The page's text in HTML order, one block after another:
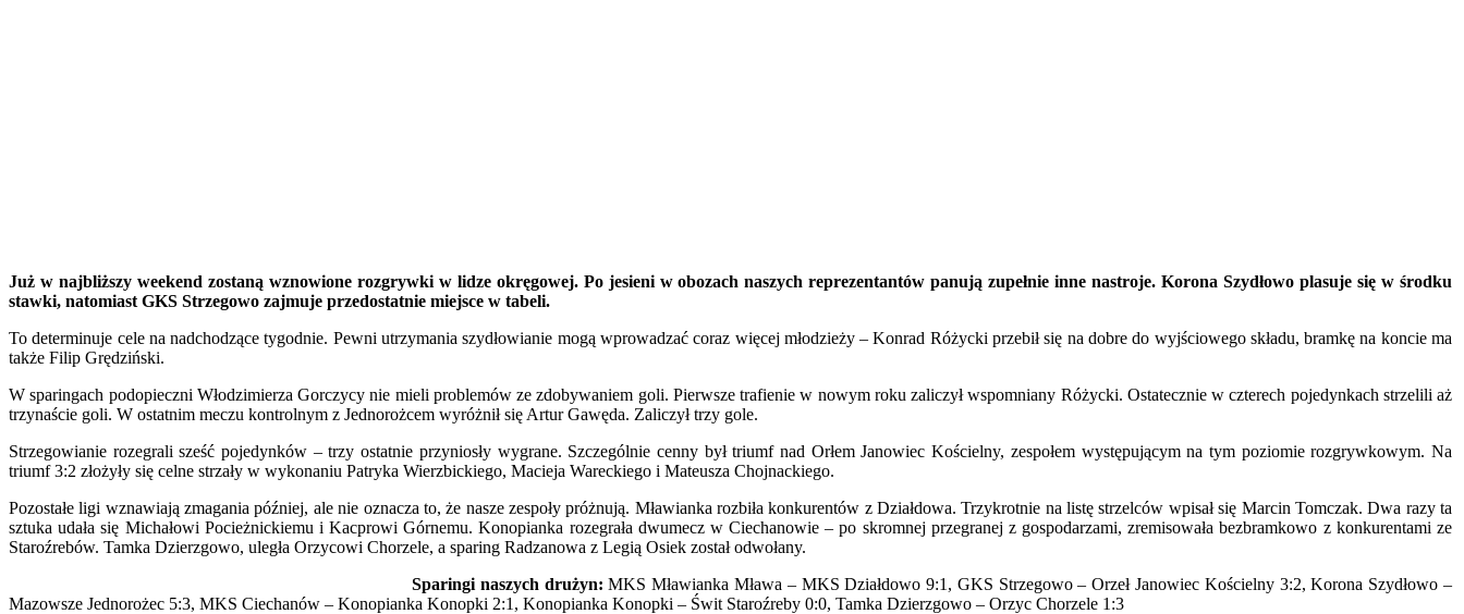
Już w najbliższy weekend zostaną wznowione rozgrywki w lidze okręgowej. Po jesieni w obozach naszych reprezentantów panują zupełnie inne nastroje. Korona Szydłowo plasuje się w środku
stawki, natomiast GKS Strzegowo zajmuje przedostatnie miejsce w tabeli.
To determinuje cele na nadchodzące tygodnie. Pewni utrzymania szydłowianie mogą wprowadzać coraz więcej młodzieży – Konrad Różycki przebił się na dobre do wyjściowego składu, bramkę na koncie ma
także Filip Grędziński.
W sparingach podopieczni Włodzimierza Gorczycy nie mieli problemów ze zdobywaniem goli. Pierwsze trafienie w nowym roku zaliczył wspomniany Różycki. Ostatecznie w czterech pojedynkach strzelili aż
trzynaście goli. W ostatnim meczu kontrolnym z Jednorożcem wyróżnił się Artur Gawęda. Zaliczył trzy gole.
Strzegowianie rozegrali sześć pojedynków – trzy ostatnie przyniosły wygrane. Szczególnie cenny był triumf nad Orłem Janowiec Kościelny, zespołem występującym na tym poziomie rozgrywkowym. Na
triumf 3:2 złożyły się celne strzały w wykonaniu Patryka Wierzbickiego, Macieja Wareckiego i Mateusza Chojnackiego.
Pozostałe ligi wznawiają zmagania później, ale nie oznacza to, że nasze zespoły próżnują. Mławianka rozbiła konkurentów z Działdowa. Trzykrotnie na listę strzelców wpisał się Marcin Tomczak. Dwa razy ta
sztuka udała się Michałowi Pocieżnickiemu i Kacprowi Górnemu. Konopianka rozegrała dwumecz w Ciechanowie – po skromnej przegranej z gospodarzami, zremisowała bezbramkowo z konkurentami ze
Staroźrebów. Tamka Dzierzgowo, uległa Orzycowi Chorzele, a sparing Radzanowa z Legią Osiek został odwołany.
Sparingi naszych drużyn: MKS Mławianka Mława – MKS Działdowo 9:1, GKS Strzegowo – Orzeł Janowiec Kościelny 3:2, Korona Szydłowo –
Mazowsze Jednorożec 5:3, MKS Ciechanów – Konopianka Konopki 2:1, Konopianka Konopki – Świt Staroźreby 0:0, Tamka Dzierzgowo – Orzyc Chorzele 1:3